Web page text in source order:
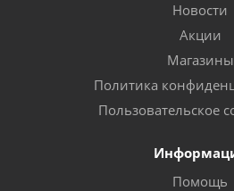
Новости
Акции
Магазины
Политика
Пользовательское
Помощь